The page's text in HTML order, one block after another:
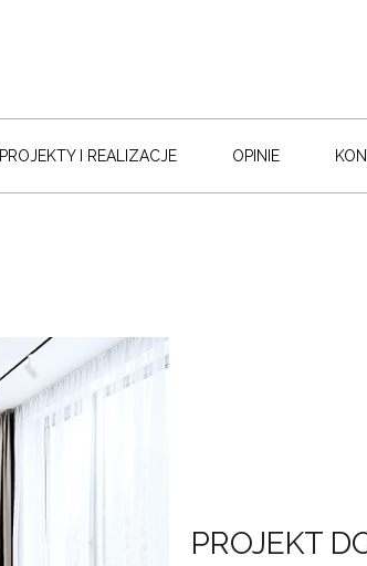
PROJEKTY I REALIZACJE OPINIE
PROJEKT